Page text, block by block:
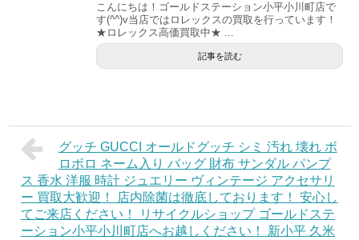
こんにちは！ゴールドステーション小平小川町店で
す(^^)v当店ではロレックスの買取を行っています！
★ロレックス高価買取中★ ...
記事を読む
グッチ GUCCI オールドグッチ シミ 汚れ 壊れ ボ
ロボロ ネーム入り バッグ 財布 サンダル パンプ
ス 香水 洋服 時計 ジュエリー ヴィンテージ アクセサリ
ー 買取大歓迎！ 店内除菌は徹底しております！ 安心し
てご来店ください！ リサイクルショップ ゴールドステ
ーション小平小川町店へお越しください！ 新小平 久米